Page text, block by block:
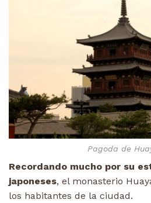
Pagoda de
Recordando mucho por su
japoneses, el monasterio
los habitantes de la ciudad.